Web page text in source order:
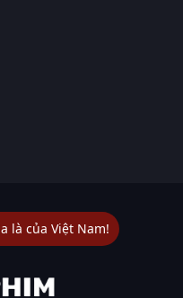
là của Việt Nam!